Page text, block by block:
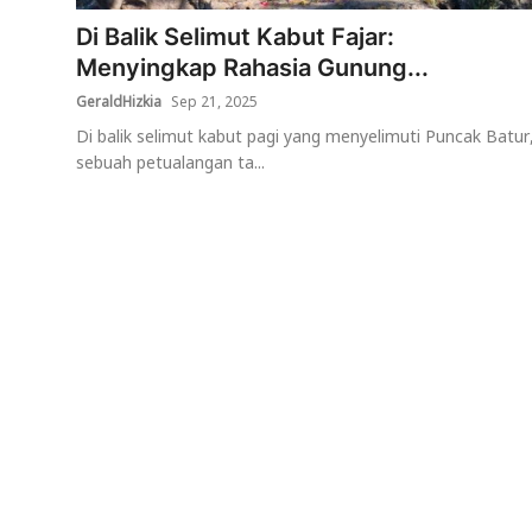
Usadha
Indonesia
Di Balik Selimut Kabut Fajar:
Menyingkap Rahasia Gunung...
GeraldHizkia Sep 21, 2025
Di balik selimut kabut pagi yang menyelimuti Puncak
sebuah petualangan ta...